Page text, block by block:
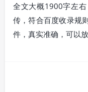
全文大概1900字左
传，符合百度收录规
件，真实准确，可以放